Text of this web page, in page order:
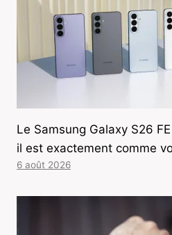
Le Samsung Galaxy S26
il est exactement comme
6 août 2026